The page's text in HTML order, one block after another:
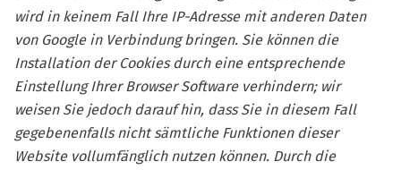
wird in keinem Fall Ihre IP-Adresse mit anderen Daten
von Google in Verbindung bringen. Sie können die
Installation der Cookies durch eine entsprechende
Einstellung Ihrer Browser Software verhindern; wir
weisen Sie jedoch darauf hin, dass Sie in diesem Fall
gegebenenfalls nicht sämtliche Funktionen dieser
Website vollumfänglich nutzen können. Durch die